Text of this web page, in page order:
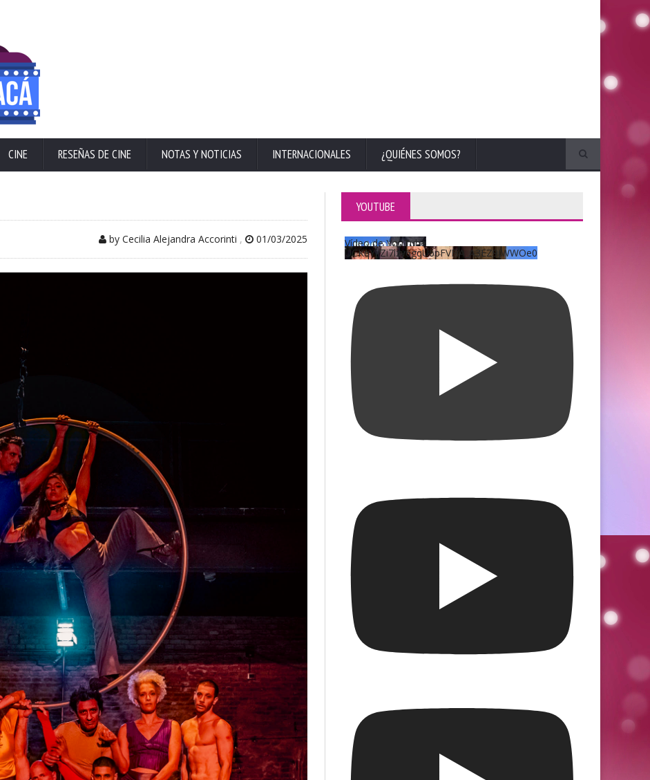
CINE RESEÑAS DE CINE NOTAS Y NOTICIAS INTERNACIONALES ¿QUIÉNES SOMOS?
by Cecilia Alejandra Accorinti , 01/03/2025
YOUTUBE
Vídeo de YouTube
UCKqYjiZi7lzy6gqU6pFVFiA_A3EZ9JWWOe0